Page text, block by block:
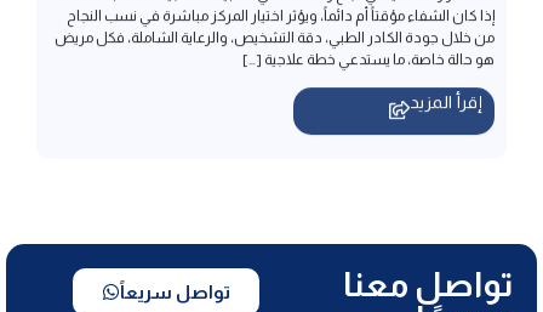
إقرأ المزيد
تواصل معنا
تواصل سريعاً